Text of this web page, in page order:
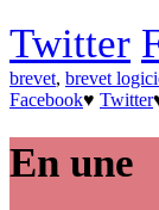
Twitter
brevet, brevet
Facebook♥ Twitter
En une